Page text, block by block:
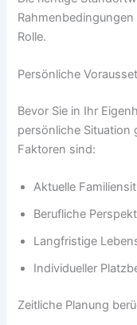
Rolle.
Persönliche
Bevor Sie in Ihr
persönliche Situation
Faktoren sind:
Aktuelle
Berufliche
Langfristige
Individueller
Zeitliche Planung